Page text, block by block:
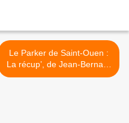
Le Parker de Saint-Ouen :
La récup’, de Jean-Bernard
Pouy >